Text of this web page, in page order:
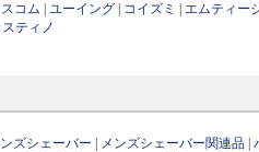
コム |ユーイング コイズミ エムティー
ティノ
ズシェーバー メンズシェーバー関連品 |